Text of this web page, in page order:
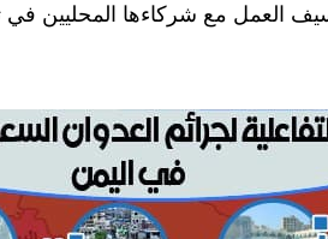
العمل مع شركاءها المحليين في